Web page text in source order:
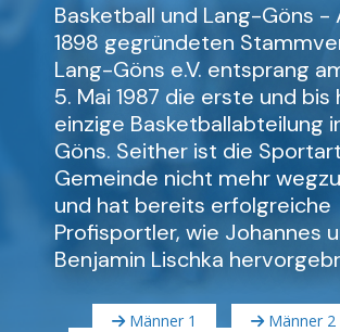
Basketball und Lang-Göns -
1898 gegründeten
Lang-Göns e.V. entsprang
5. Mai 1987 die erste und bis
einzige Basketballabteilung
Göns. Seither ist die
Gemeinde nicht mehr
und hat bereits erfolgreiche
Profisportler, wie Johannes
Benjamin Lischka
Männer 1
Männer 2